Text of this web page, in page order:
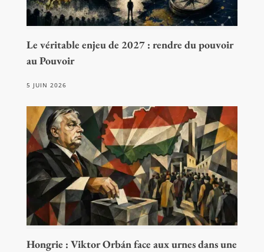
Le véritable enjeu de 2027 : rendre du pouvoir
au Pouvoir
5 JUIN 2026
Hongrie : Viktor Orbán face aux urnes dans une